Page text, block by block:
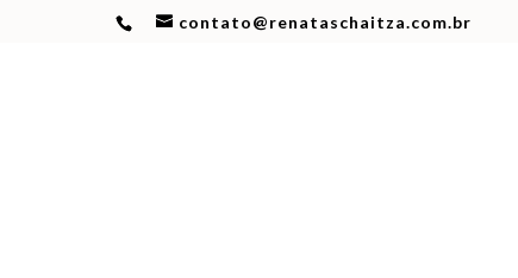
contato@renataschaitza.com.br